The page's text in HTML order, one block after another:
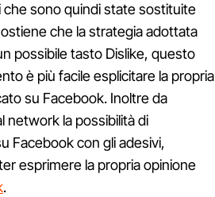
sono quindi state sostituite
che la strategia adottata
possibile tasto Dislike, questo
è più facile esplicitare la propria
su Facebook. Inoltre da
network la possibilità di
Facebook con gli adesivi,
esprimere la propria opinione
.